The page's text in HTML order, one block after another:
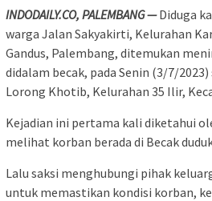
INDODAILY.CO, PALEMBANG —Diduga
warga Jalan Sakyakirti, Kelurahan
Gandus, Palembang, ditemukan
didalam becak, pada Senin (3/7/2023)
Lorong Khotib, Kelurahan 35 Ilir,
Kejadian ini pertama kali diketahui
melihat korban berada di Becak
Lalu saksi menghubungi pihak
untuk memastikan kondisi korban,